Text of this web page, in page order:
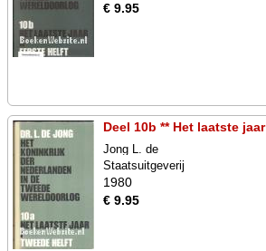
€ 9.95
Deel 10b ** Het laatste jaar
Jong L. de
Staatsuitgeverij
1980
€ 9.95